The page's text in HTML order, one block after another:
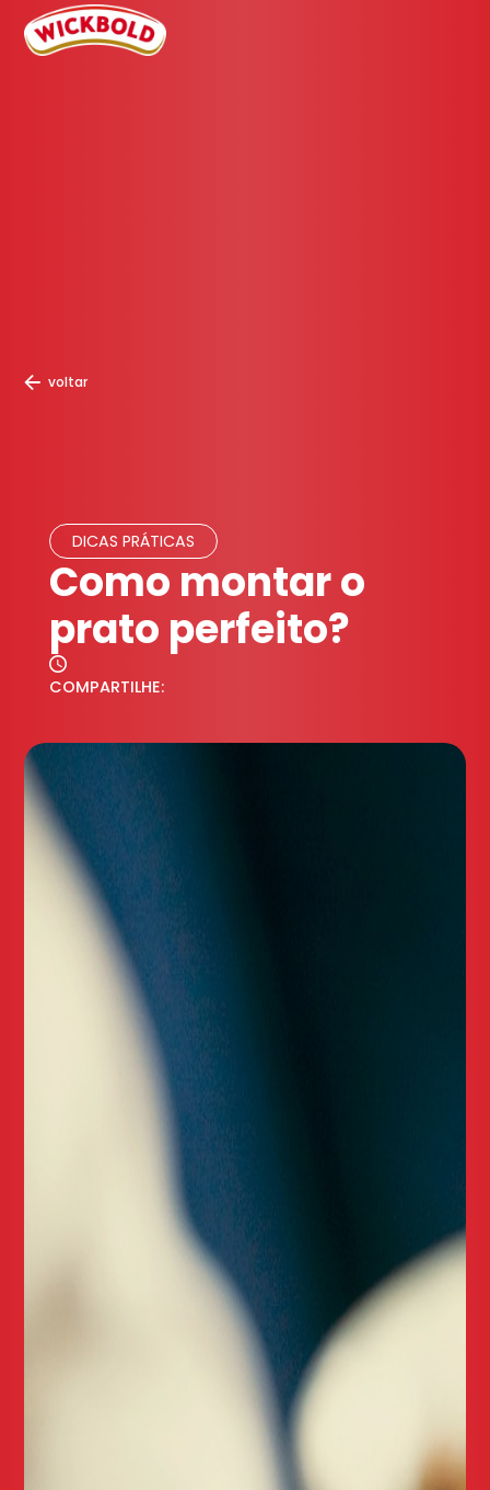
voltar
DICAS PRÁTICAS
Como montar o
prato perfeito?
COMPARTILHE: